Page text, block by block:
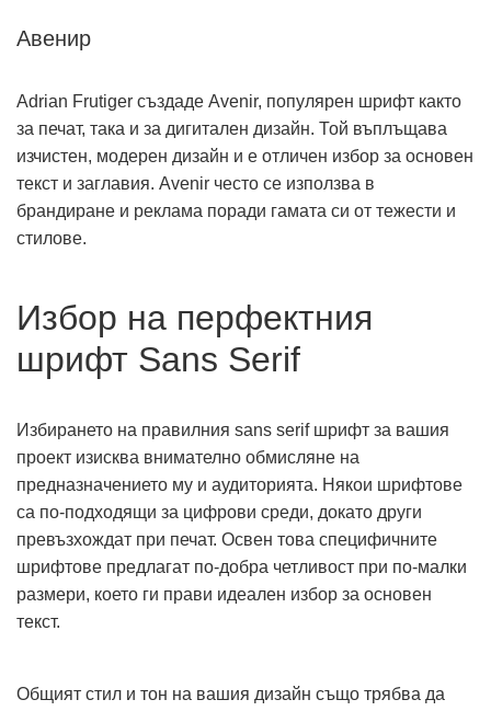
Авенир
Adrian Frutiger създаде Avenir, популярен шрифт както
за печат, така и за дигитален дизайн. Той въплъщава
изчистен, модерен дизайн и е отличен избор за основен
текст и заглавия. Avenir често се използва в
брандиране и реклама поради гамата си от тежести и
стилове.
Избор на перфектния
шрифт Sans Serif
Избирането на правилния sans serif шрифт за вашия
проект изисква внимателно обмисляне на
предназначението му и аудиторията. Някои шрифтове
са по-подходящи за цифрови среди, докато други
превъзхождат при печат. Освен това специфичните
шрифтове предлагат по-добра четливост при по-малки
размери, което ги прави идеален избор за основен
текст.
Общият стил и тон на вашия дизайн също трябва да